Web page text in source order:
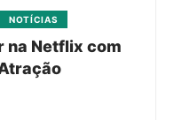
NOTÍCIAS
na Netflix com